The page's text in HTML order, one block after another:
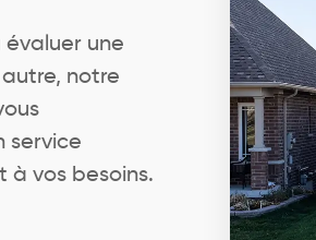
évaluer une
notre
service
à vos besoins.